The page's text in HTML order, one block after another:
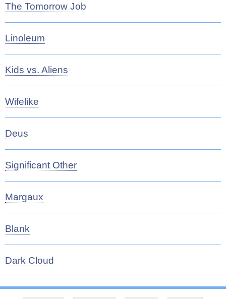
The Tomorrow Job
Linoleum
Kids vs. Aliens
Wifelike
Deus
Significant Other
Margaux
Blank
Dark Cloud